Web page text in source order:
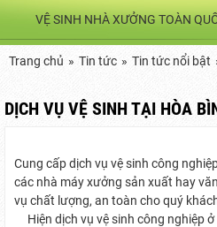
VỆ SINH NHÀ XƯỞNG TOÀN
Trang chủ » Tin tức » Tin tức nổi bật
DỊCH VỤ VỆ SINH TẠI HÒA
Cung cấp dịch vụ vệ sinh công
các nhà máy xưởng sản xuất hay
vụ chất lượng, an toàn cho quý
Hiện dịch vụ vệ sinh công nghiệp